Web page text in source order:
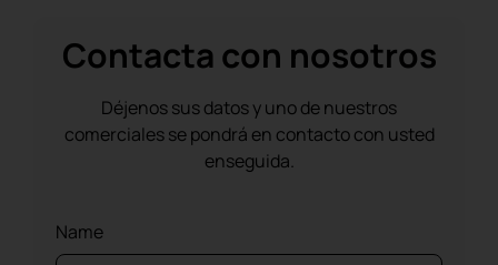
Contacta con nosotros
Déjenos sus datos y uno de nuestros
comerciales se pondrá en contacto con usted
enseguida.
Name